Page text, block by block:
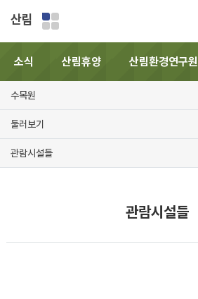
산림
소식 산림휴양 산림환경연구원
수목원
둘러보기
관람시설들
관람시설들